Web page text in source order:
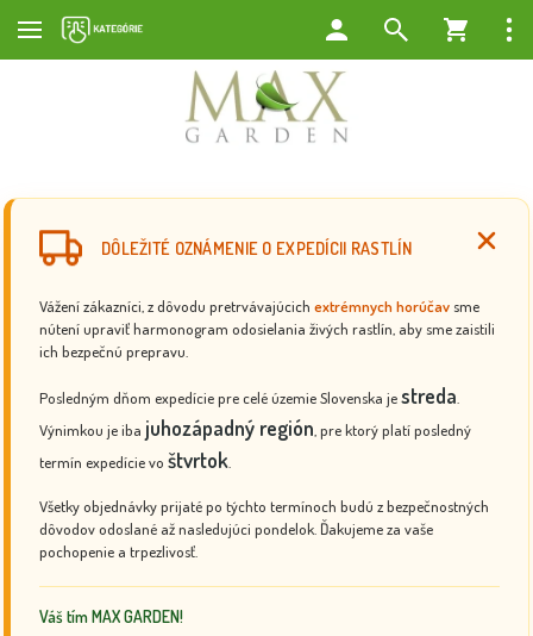
DÔLEŽITÉ OZNÁMENIE O EXPEDÍCII RASTLÍN
Vážení zákazníci, z dôvodu pretrvávajúcich extrémnych horúčav sme
nútení upraviť harmonogram odosielania živých rastlín, aby sme zaistili
ich bezpečnú prepravu.
Posledným dňom expedície pre celé územie Slovenska jestreda
Výnimkou je iba juhozápadný región , pre ktorý platí posledný
termín expedície vo štvrtok
Všetky objednávky prijaté po týchto termínoch budú z bezpečnostných
dôvodov odoslané až nasledujúci pondelok. Ďakujeme za vaše
pochopenie a trpezlivosť.
Váš tím MAX GARDEN!